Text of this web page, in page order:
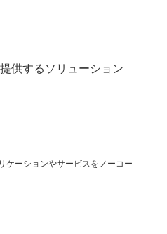
供するソリューション
ケーションやサービスをノーコー